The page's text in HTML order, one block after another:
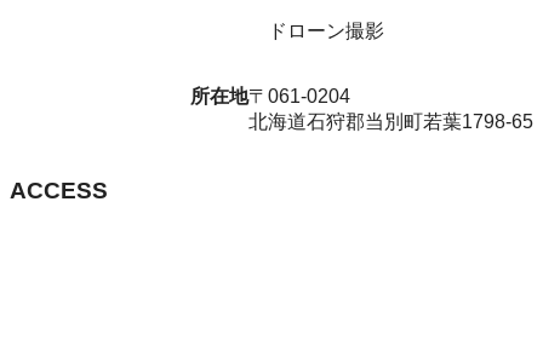
ドローン撮影
所在地〒061-0204
北海道石狩郡当別町若葉1798-65
ACCESS